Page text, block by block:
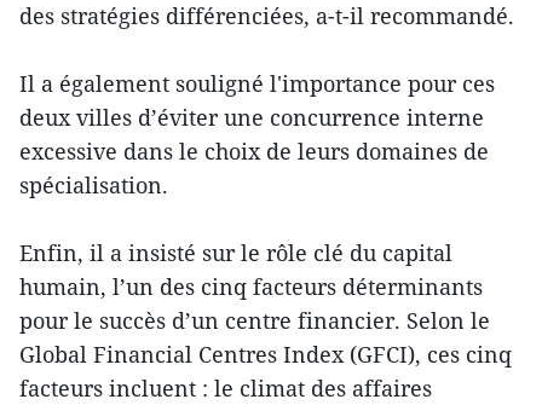
des stratégies différenciées, a-t-il recommandé.
Il a également souligné l'importance pour ces
deux villes d’éviter une concurrence interne
excessive dans le choix de leurs domaines de
spécialisation.
Enfin, il a insisté sur le rôle clé du capital
humain, l’un des cinq facteurs déterminants
pour le succès d’un centre financier. Selon le
Global Financial Centres Index (GFCI), ces cinq
facteurs incluent : le climat des affaires